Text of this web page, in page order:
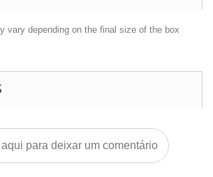
vary depending on the final size of the box
para deixar um comentário